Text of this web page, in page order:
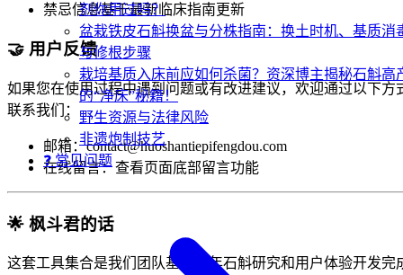
剂你用过吗？
盆栽铁皮石斛换盆与分株指南：换土时机、基质消
与修根步骤
栽培基质入床前应如何杀菌？资深博主揭秘石斛高
的“净床”秘籍！
野生资源与法律风险
非遗炮制技艺
❓ 常见问题
禁忌信息基于最新临床指南更新
🤝 用户反馈
如果您在使用过程中遇到问题或有改进建议，欢迎通过以下方
联系我们：
邮箱：contact@huoshantiepifengdou.com
在线留言：查看页面底部留言功能
🌟 枫斗君的话
这套工具集合是我们团队基于多年石斛研究和用户体验开发完